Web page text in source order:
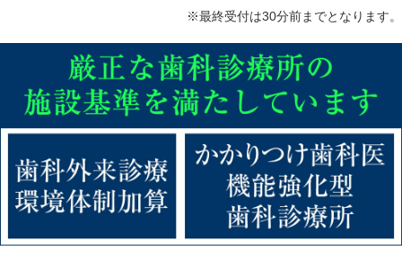
※最終受付は30分前までとなります。